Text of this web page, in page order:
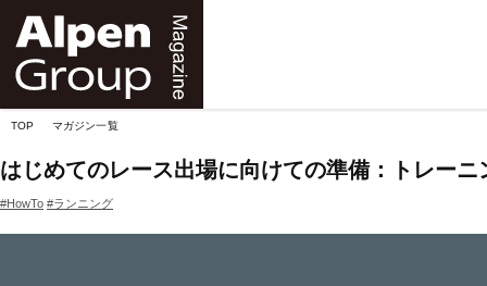
TOP マガジン一覧
はじめてのレース出場に向けての準備：トレーニ
#HowTo #ランニング